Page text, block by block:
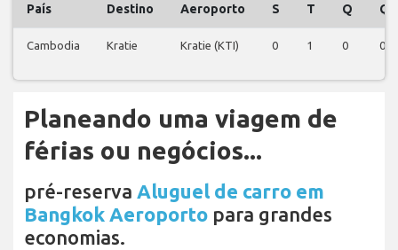
País Destino Aeroporto S T Q Q
Cambodia Kratie Kratie (KTI) 0 1 0 0
Planeando uma viagem de
férias ou negócios...
pré-reserva Aluguel de carro em
Bangkok Aeroporto para grandes
economias.